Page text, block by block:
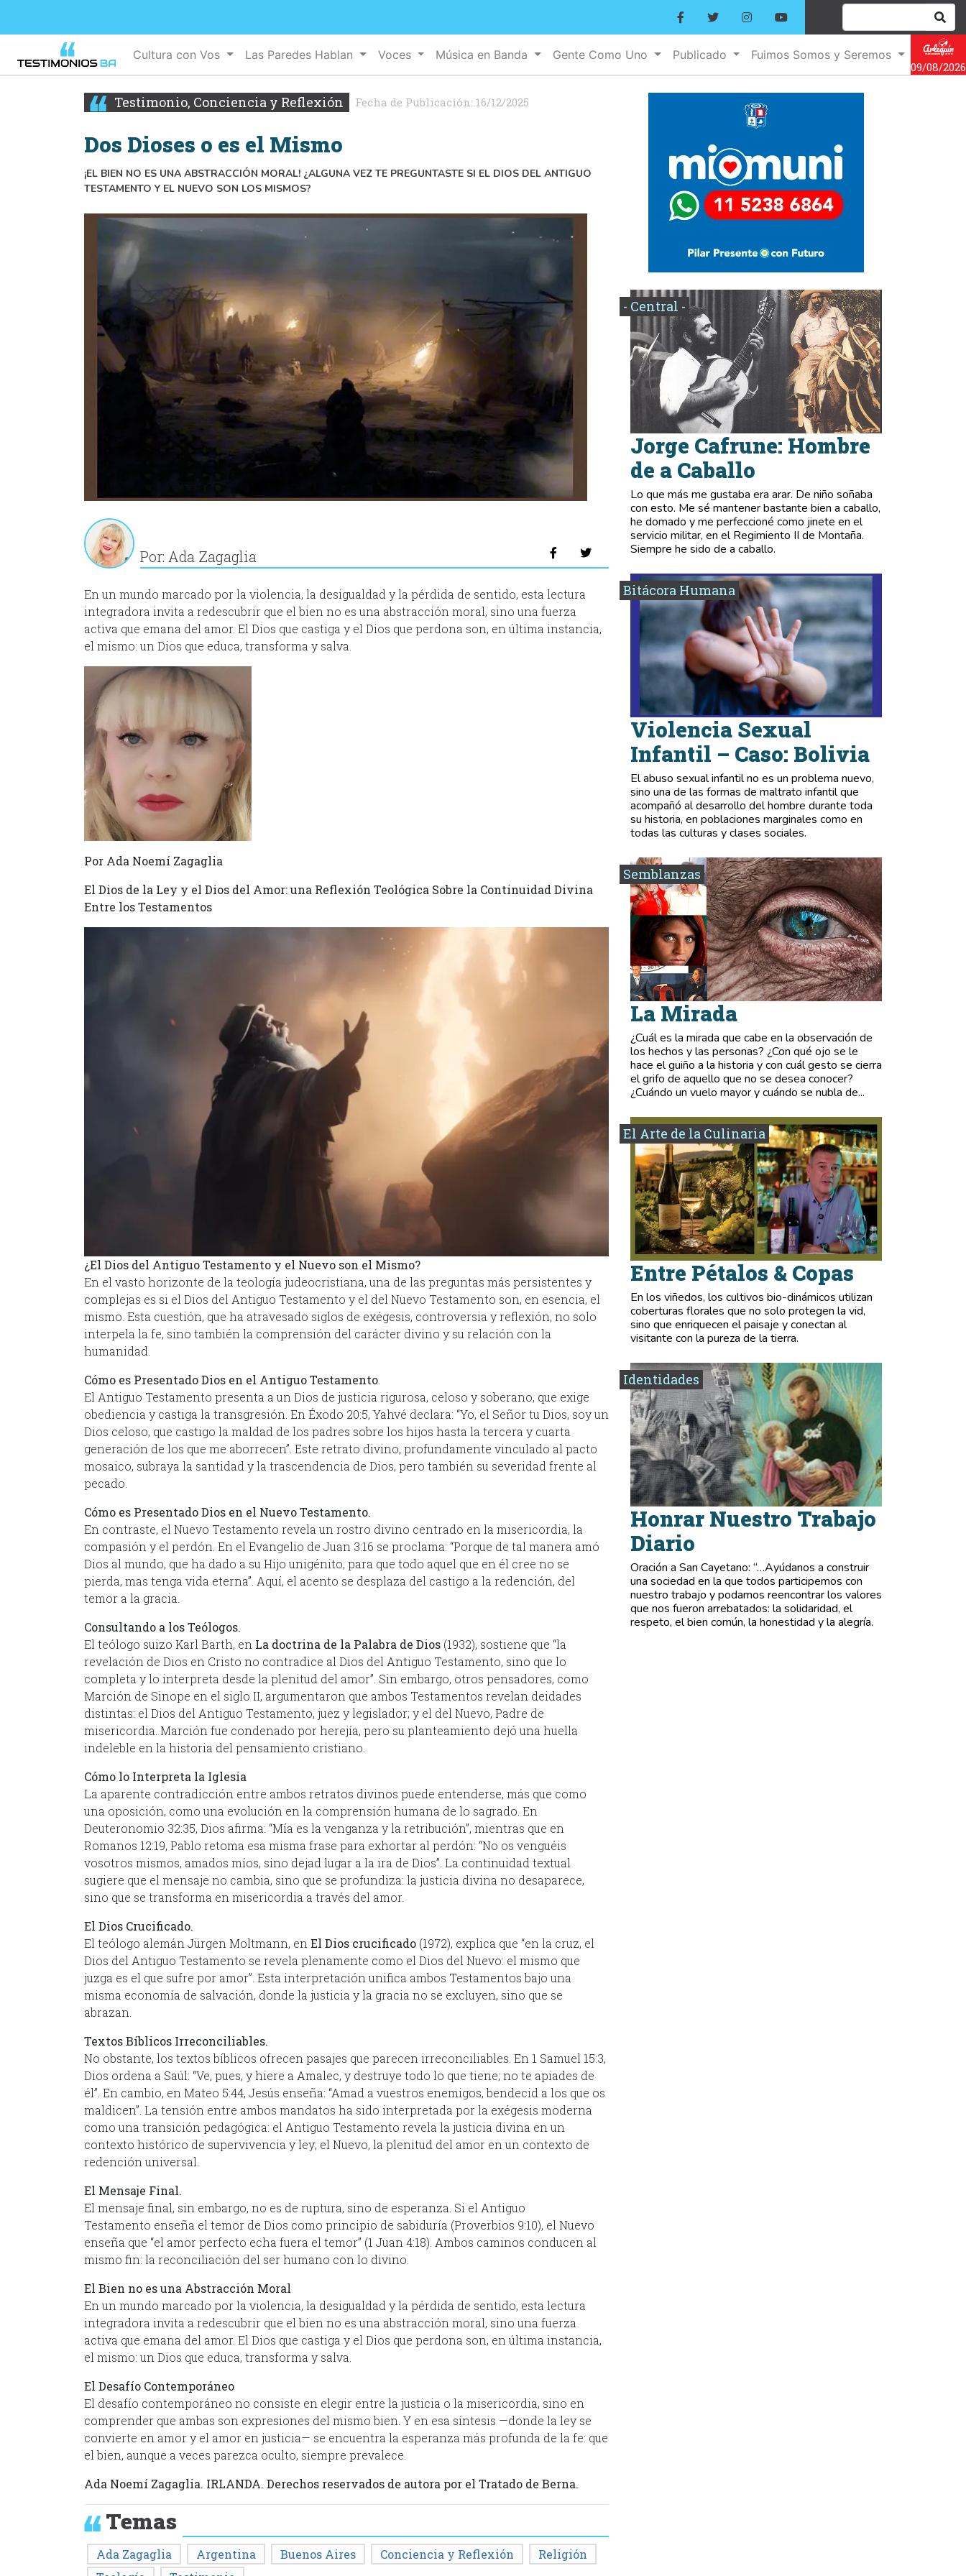
Cultura con Vos Las Paredes Hablan Voces Música en Banda Gente Como Uno Publicado
Fuimos Somos y Seremos
09/08/2026
Testimonio, Conciencia y Reflexión Fecha de Publicación: 16/12/2025
Dos Dioses o es el Mismo
¡EL BIEN NO ES UNA ABSTRACCIÓN MORAL! ¿ALGUNA VEZ TE PREGUNTASTE SI EL DIOS DEL ANTIGUO
TESTAMENTO Y EL NUEVO SON LOS MISMOS?
Por: Ada Zagaglia
En un mundo marcado por la violencia, la desigualdad y la pérdida de sentido, esta lectura
integradora invita a redescubrir que el bien no es una abstracción moral, sino una fuerza
activa que emana del amor. El Dios que castiga y el Dios que perdona son, en última instancia,
el mismo: un Dios que educa, transforma y salva.
Por Ada Noemí Zagaglia
El Dios de la Ley y el Dios del Amor: una Reflexión Teológica Sobre la Continuidad Divina
Entre los Testamentos
¿El Dios del Antiguo Testamento y el Nuevo son el Mismo?
En el vasto horizonte de la teología judeocristiana, una de las preguntas más persistentes y
complejas es si el Dios del Antiguo Testamento y el del Nuevo Testamento son, en esencia, el
mismo. Esta cuestión, que ha atravesado siglos de exégesis, controversia y reflexión, no solo
interpela la fe, sino también la comprensión del carácter divino y su relación con la
humanidad.
Cómo es Presentado Dios en el Antiguo Testamento
El Antiguo Testamento presenta a un Dios de justicia rigurosa, celoso y soberano, que exige
obediencia y castiga la transgresión. En Éxodo 20:5, Yahvé declara: “Yo, el Señor tu Dios, soy un
Dios celoso, que castigo la maldad de los padres sobre los hijos hasta la tercera y cuarta
generación de los que me aborrecen”. Este retrato divino, profundamente vinculado al pacto
mosaico, subraya la santidad y la trascendencia de Dios, pero también su severidad frente al
pecado.
Cómo es Presentado Dios en el Nuevo Testamento.
En contraste, el Nuevo Testamento revela un rostro divino centrado en la misericordia, la
compasión y el perdón. En el Evangelio de Juan 3:16 se proclama: “Porque de tal manera amó
Dios al mundo, que ha dado a su Hijo unigénito, para que todo aquel que en él cree no se
pierda, mas tenga vida eterna”. Aquí, el acento se desplaza del castigo a la redención, del
temor a la gracia.
Consultando a los Teólogos.
El teólogo suizo Karl Barth, en La doctrina de la Palabra de Dios (1932), sostiene que “la
revelación de Dios en Cristo no contradice al Dios del Antiguo Testamento, sino que lo
completa y lo interpreta desde la plenitud del amor”. Sin embargo, otros pensadores, como
Marción de Sinope en el siglo II, argumentaron que ambos Testamentos revelan deidades
distintas: el Dios del Antiguo Testamento, juez y legislador; y el del Nuevo, Padre de
misericordia. Marción fue condenado por herejía, pero su planteamiento dejó una huella
indeleble en la historia del pensamiento cristiano.
Cómo lo Interpreta la Iglesia
La aparente contradicción entre ambos retratos divinos puede entenderse, más que como
una oposición, como una evolución en la comprensión humana de lo sagrado. En
Deuteronomio 32:35, Dios afirma: “Mía es la venganza y la retribución”, mientras que en
Romanos 12:19, Pablo retoma esa misma frase para exhortar al perdón: “No os venguéis
vosotros mismos, amados míos, sino dejad lugar a la ira de Dios”. La continuidad textual
sugiere que el mensaje no cambia, sino que se profundiza: la justicia divina no desaparece,
sino que se transforma en misericordia a través del amor.
El Dios Crucificado.
El teólogo alemán Jürgen Moltmann, en El Dios crucificado (1972), explica que “en la cruz, el
Dios del Antiguo Testamento se revela plenamente como el Dios del Nuevo: el mismo que
juzga es el que sufre por amor”. Esta interpretación unifica ambos Testamentos bajo una
misma economía de salvación, donde la justicia y la gracia no se excluyen, sino que se
abrazan.
Textos Bíblicos Irreconciliables.
No obstante, los textos bíblicos ofrecen pasajes que parecen irreconciliables. En 1 Samuel 15:3,
Dios ordena a Saúl: “Ve, pues, y hiere a Amalec, y destruye todo lo que tiene; no te apiades de
él”. En cambio, en Mateo 5:44, Jesús enseña: “Amad a vuestros enemigos, bendecid a los que os
maldicen”. La tensión entre ambos mandatos ha sido interpretada por la exégesis moderna
como una transición pedagógica: el Antiguo Testamento revela la justicia divina en un
contexto histórico de supervivencia y ley; el Nuevo, la plenitud del amor en un contexto de
redención universal.
El Mensaje Final.
El mensaje final, sin embargo, no es de ruptura, sino de esperanza. Si el Antiguo
Testamento enseña el temor de Dios como principio de sabiduría (Proverbios 9:10), el Nuevo
enseña que “el amor perfecto echa fuera el temor” (1 Juan 4:18). Ambos caminos conducen al
mismo fin: la reconciliación del ser humano con lo divino.
El Bien no es una Abstracción Moral
En un mundo marcado por la violencia, la desigualdad y la pérdida de sentido, esta lectura
integradora invita a redescubrir que el bien no es una abstracción moral, sino una fuerza
activa que emana del amor. El Dios que castiga y el Dios que perdona son, en última instancia,
el mismo: un Dios que educa, transforma y salva.
El Desafío Contemporáneo
El desafío contemporáneo no consiste en elegir entre la justicia o la misericordia, sino en
comprender que ambas son expresiones del mismo bien. Y en esa síntesis —donde la ley se
convierte en amor y el amor en justicia— se encuentra la esperanza más profunda de la fe: que
el bien, aunque a veces parezca oculto, siempre prevalece.
Ada Noemí Zagaglia. IRLANDA. Derechos reservados de autora por el Tratado de Berna.
Temas
Ada Zagaglia Argentina Buenos Aires Conciencia y Reflexión
Religión
- Central -
Jorge Cafrune: Hombre
de a Caballo
Lo que más me gustaba era arar. De niño soñaba
con esto. Me sé mantener bastante bien a caballo,
he domado y me perfeccioné como jinete en el
servicio militar, en el Regimiento II de Montaña.
Siempre he sido de a caballo.
Bitácora Humana
Violencia Sexual
Infantil – Caso: Bolivia
El abuso sexual infantil no es un problema nuevo,
sino una de las formas de maltrato infantil que
acompañó al desarrollo del hombre durante toda
su historia, en poblaciones marginales como en
todas las culturas y clases sociales.
Semblanzas
La Mirada
¿Cuál es la mirada que cabe en la observación de
los hechos y las personas? ¿Con qué ojo se le
hace el guiño a la historia y con cuál gesto se cierra
el grifo de aquello que no se desea conocer?
¿Cuándo un vuelo mayor y cuándo se nubla de...
El Arte de la Culinaria
Entre Pétalos & Copas
En los viñedos, los cultivos bio-dinámicos utilizan
coberturas florales que no solo protegen la vid,
sino que enriquecen el paisaje y conectan al
visitante con la pureza de la tierra.
Identidades
Honrar Nuestro Trabajo
Diario
Oración a San Cayetano: “…Ayúdanos a construir
una sociedad en la que todos participemos con
nuestro trabajo y podamos reencontrar los valores
que nos fueron arrebatados: la solidaridad, el
respeto, el bien común, la honestidad y la alegría.